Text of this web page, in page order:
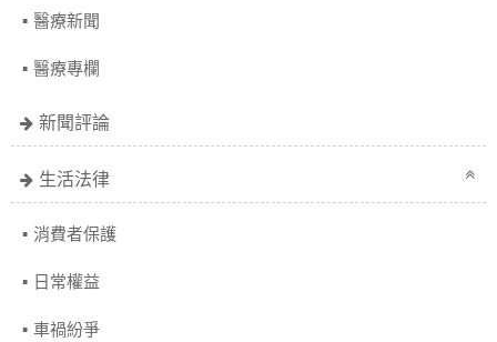
醫療新聞
醫療專欄
新聞評論
生活法律
消費者保護
日常權益
車禍紛爭